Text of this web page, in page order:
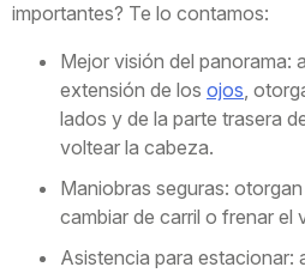
importantes? Te lo contamos:
Mejor visión del panorama:
extensión de los ojos,
lados y de la parte trasera
voltear la cabeza.
Maniobras seguras:
cambiar de carril o frenar el
Asistencia para estacionar: